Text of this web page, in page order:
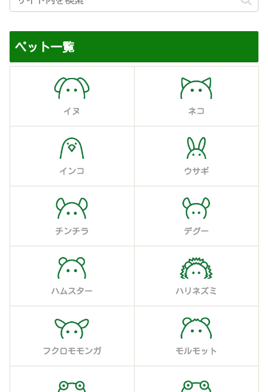
ペット一覧
イヌ ネコ
インコ ウサギ
チンチラ デグー
ハムスター ハリネズミ
フクロモモンガ モルモット